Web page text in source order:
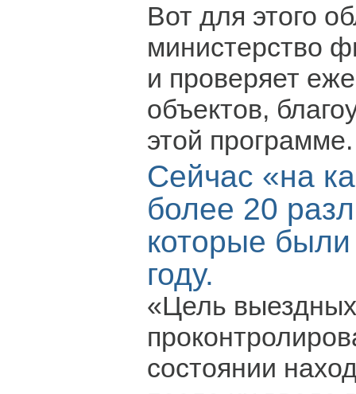
Вот для этого
министерство
и проверяет
объектов,
этой программе.
Сейчас «на
более 20
которые
году.
«Цель
состоянии